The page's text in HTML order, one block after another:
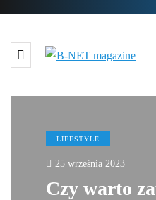
LIFESTYLE
25 września 2023
Czy warto